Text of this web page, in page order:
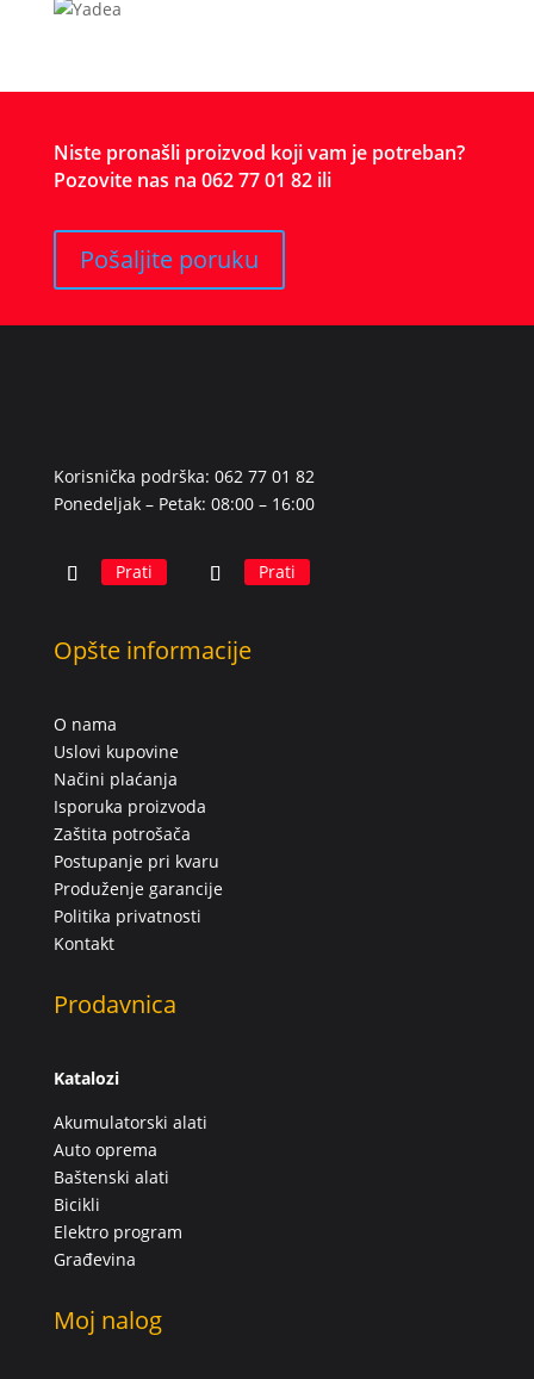
Niste pronašli proizvod koji vam je potreban?
Pozovite nas na 062 77 01 82 ili
Pošaljite poruku
Korisnička podrška: 062 77 01 82
Ponedeljak – Petak: 08:00 – 16:00
Prati Prati
Opšte informacije
O nama
Uslovi kupovine
Načini plaćanja
Isporuka proizvoda
Zaštita potrošača
Postupanje pri kvaru
Produženje garancije
Politika privatnosti
Kontakt
Prodavnica
Katalozi
Akumulatorski alati
Auto oprema
Baštenski alati
Bicikli
Elektro program
Građevina
Moj nalog